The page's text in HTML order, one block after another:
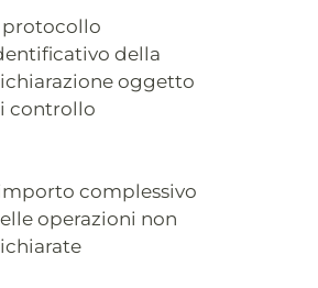
protocollo
della
oggetto
controllo
complessivo
operazioni non